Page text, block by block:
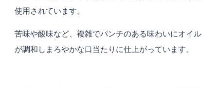
使用されています。
苦味や酸味など、複雑でパンチのある味わいにオイル
が調和しまろやかな口当たりに仕上がっています。